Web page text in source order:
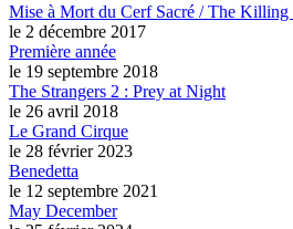
Mise à Mort du Cerf Sacré / The Killing
le 2 décembre 2017
Première année
le 19 septembre 2018
The Strangers 2 : Prey at Night
le 26 avril 2018
Le Grand Cirque
le 28 février 2023
Benedetta
le 12 septembre 2021
May December